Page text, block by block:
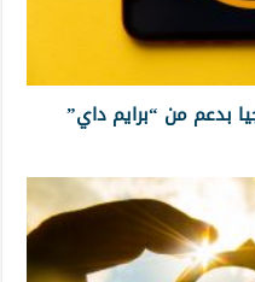
بدعم من “برايم داي”